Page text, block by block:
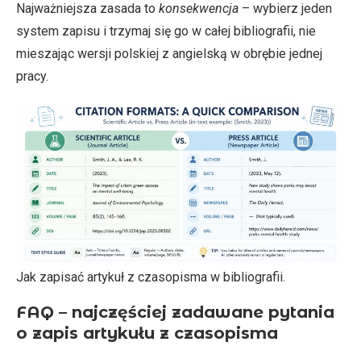
Najważniejsza zasada to konsekwencja – wybierz jeden
system zapisu i trzymaj się go w całej bibliografii, nie
mieszając wersji polskiej z angielską w obrębie jednej
pracy.
Jak zapisać artykuł z czasopisma w bibliografii.
FAQ – najczęściej zadawane pytania
o zapis artykułu z czasopisma